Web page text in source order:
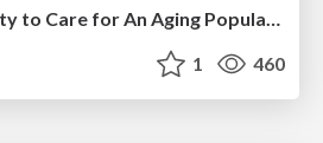
Leveraging Curiosity to Care for An Aging Population
1 460